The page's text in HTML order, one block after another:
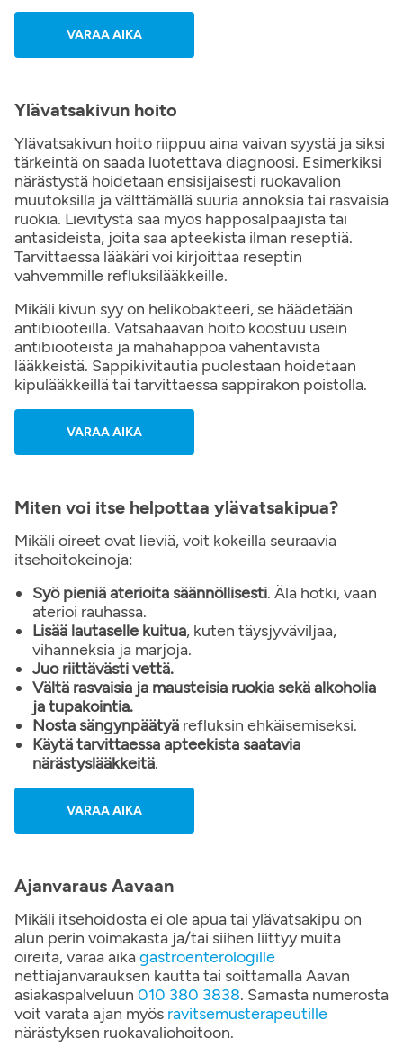
VARAA AIKA
Ylävatsakivun hoito
Ylävatsakivun hoito riippuu aina vaivan syystä ja siksi
tärkeintä on saada luotettava diagnoosi. Esimerkiksi
närästystä hoidetaan ensisijaisesti ruokavalion
muutoksilla ja välttämällä suuria annoksia tai rasvaisia
ruokia. Lievitystä saa myös happosalpaajista tai
antasideista, joita saa apteekista ilman reseptiä.
Tarvittaessa lääkäri voi kirjoittaa reseptin
vahvemmille refluksilääkkeille.
Mikäli kivun syy on helikobakteeri, se häädetään
antibiooteilla. Vatsahaavan hoito koostuu usein
antibiooteista ja mahahappoa vähentävistä
lääkkeistä. Sappikivitautia puolestaan hoidetaan
kipulääkkeillä tai tarvittaessa sappirakon poistolla.
VARAA AIKA
Miten voi itse helpottaa ylävatsakipua?
Mikäli oireet ovat lieviä, voit kokeilla seuraavia
itsehoitokeinoja:
Syö pieniä aterioita säännöllisesti. Älä hotki, vaan
aterioi rauhassa.
Lisää lautaselle kuitua, kuten täysjyväviljaa,
vihanneksia ja marjoja.
Juo riittävästi vettä.
Vältä rasvaisia ja mausteisia ruokia sekä alkoholia
ja tupakointia.
Nosta sängynpäätyä refluksin ehkäisemiseksi.
Käytä tarvittaessa apteekista saatavia
närästyslääkkeitä.
VARAA AIKA
Ajanvaraus Aavaan
Mikäli itsehoidosta ei ole apua tai ylävatsakipu on
alun perin voimakasta ja/tai siihen liittyy muita
oireita, varaa aikagastroenterologille
nettiajanvarauksen kautta tai soittamalla Aavan
asiakaspalveluun 010 380 3838. Samasta numerosta
voit varata ajan myös ravitsemusterapeutille
närästyksen ruokavaliohoitoon.